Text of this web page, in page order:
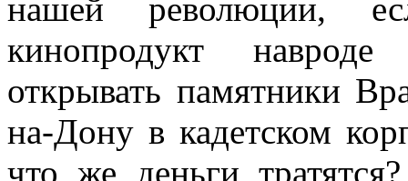
нашей революции,
кинопродукт
открывать памятники
на-Дону в кадетском
что же деньги